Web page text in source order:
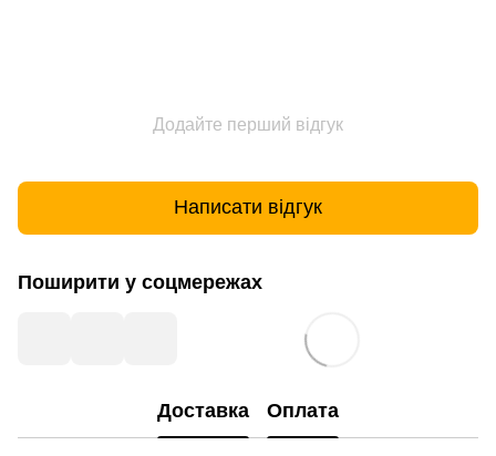
Додайте перший відгук
Написати відгук
Поширити у соцмережах
Доставка Оплата